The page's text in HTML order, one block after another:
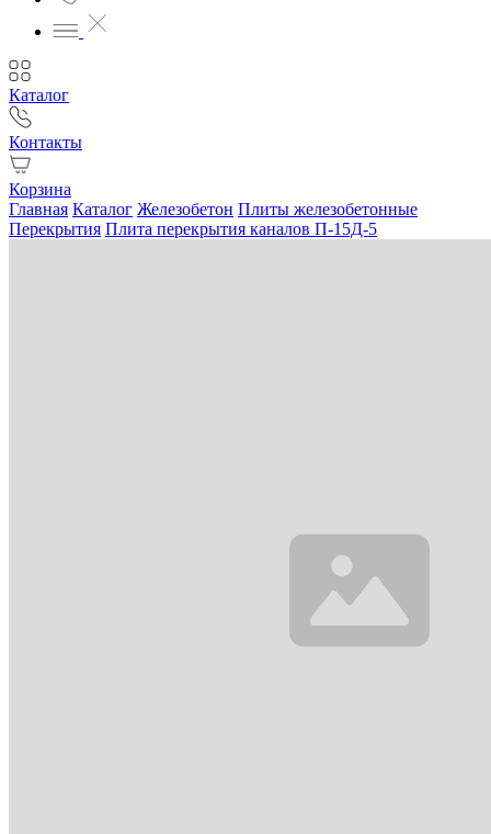
Каталог
Контакты
Корзина
Главная Каталог Железобетон Плиты железобетонные
Перекрытия Плита перекрытия каналов П-15Д-5